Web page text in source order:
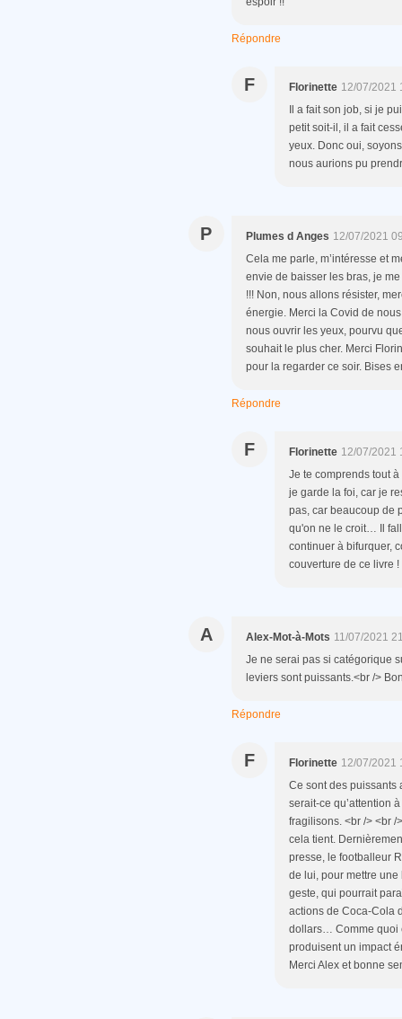
Répondre
F Florinette 12/07/2021
Il a fait son job, si je
petit soit-il, il a fait
yeux. Donc oui,
nous aurions pu
P Plumes d Anges 12/07/2021
Cela me parle, m’intéresse et
envie de baisser les bras, je
!!! Non, nous allons résister,
énergie. Merci la Covid de
nous ouvrir les yeux, pourvu
souhait le plus cher. Merci
pour la regarder ce soir. Bises
Répondre
F Florinette 12/07/2021
Je te comprends tout
je garde la foi, car je
pas, car beaucoup de
qu'on ne le croit… Il
continuer à bifurquer,
couverture de ce livre
A Alex-Mot-à-Mots 11/07/2021
Je ne serai pas si catégorique
leviers sont puissants.<br />
Répondre
F Florinette 12/07/2021
Ce sont des puissants
serait-ce qu’attention
fragilisons. <br /> <br /
cela tient.
presse, le footballeur
de lui, pour mettre
geste, qui pourrait
actions de Coca-Cola
dollars… Comme quoi
produisent un impact
Merci Alex et bonne